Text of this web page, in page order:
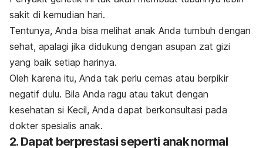
sakit di kemudian hari.
Tentunya, Anda bisa melihat anak Anda tumbuh dengan
sehat, apalagi jika didukung dengan asupan zat gizi
yang baik setiap harinya.
Oleh karena itu, Anda tak perlu cemas atau berpikir
negatif dulu. Bila Anda ragu atau takut dengan
kesehatan si Kecil, Anda dapat berkonsultasi pada
dokter spesialis anak.
2. Dapat berprestasi seperti anak normal